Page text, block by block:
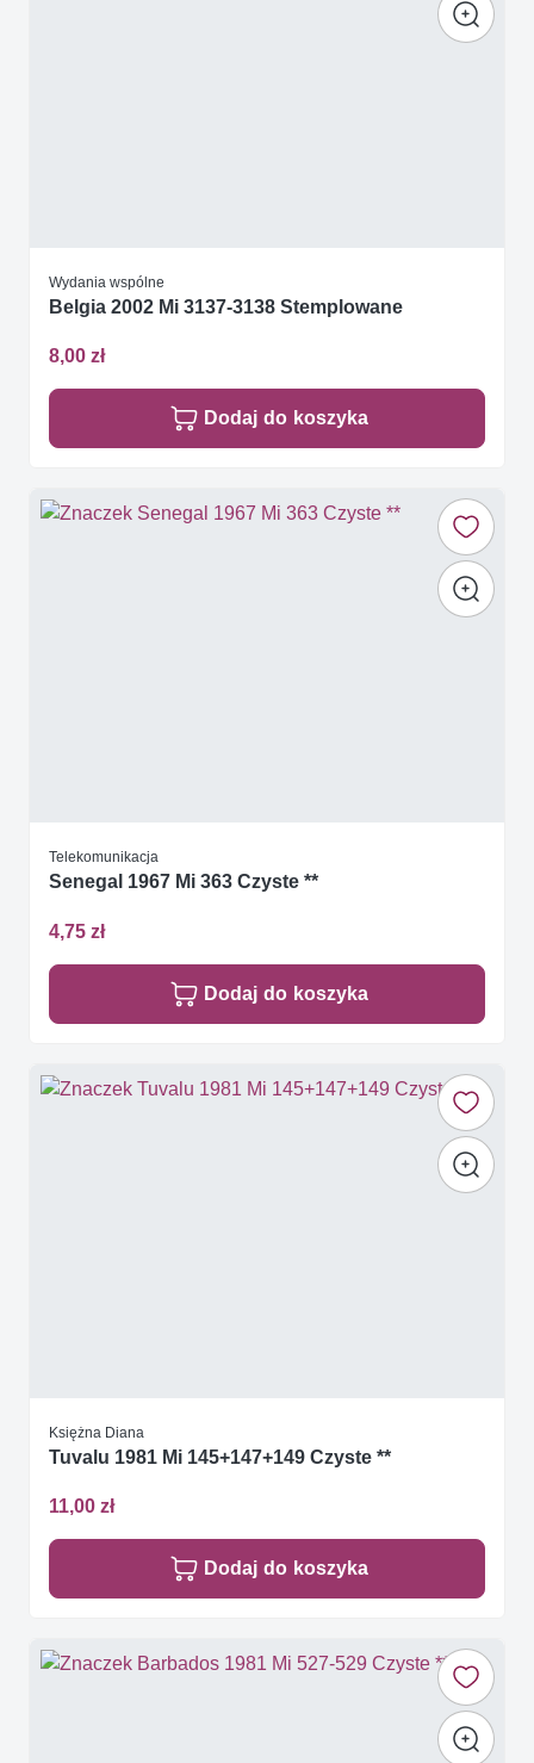
Wydania wspólne
Belgia 2002 Mi 3137-3138 Stemplowane
8,00 zł
Dodaj do koszyka
Telekomunikacja
Senegal 1967 Mi 363 Czyste **
4,75 zł
Dodaj do koszyka
Księżna Diana
Tuvalu 1981 Mi 145+147+149 Czyste **
11,00 zł
Dodaj do koszyka